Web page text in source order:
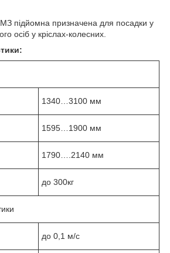
підйомна призначена для посадки у
осіб у кріслах-колесних.
1340…3100 мм
1595…1900 мм
1790….2140 мм
до 300кг
до 0,1 м/с